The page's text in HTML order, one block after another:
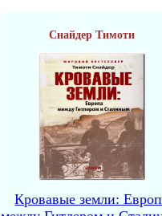
Снайдер Тимоти
Кровавые земли: